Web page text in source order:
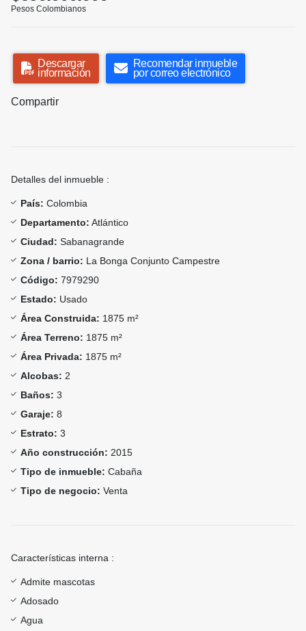
Pesos Colombianos
Descargar
información
Recomendar inmueble
por correo electrónico
Compartir
Detalles del inmueble :
País: Colombia
Departamento: Atlántico
Ciudad: Sabanagrande
Zona / barrio: La Bonga Conjunto Campestre
Código: 7979290
Estado: Usado
Área Construida: 1875 m²
Área Terreno: 1875 m²
Área Privada: 1875 m²
Alcobas: 2
Baños: 3
Garaje: 8
Estrato: 3
Año construcción: 2015
Tipo de inmueble: Cabaña
Tipo de negocio: Venta
Características interna :
Admite mascotas
Adosado
Agua